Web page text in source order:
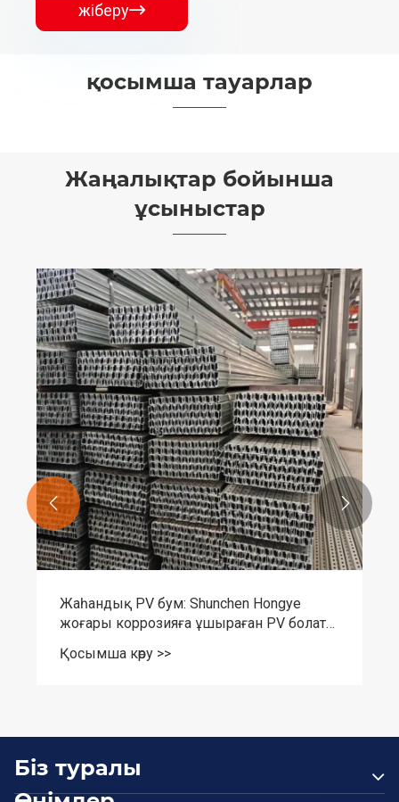
жіберу
қосымша тауарлар
Жаңалықтар бойынша
ұсыныстар
Жаһандық PV бум: Shunchen Hongye
жоғары коррозияға ұшыраған PV болаты
Қосымша көру >>
 
Біз туралы